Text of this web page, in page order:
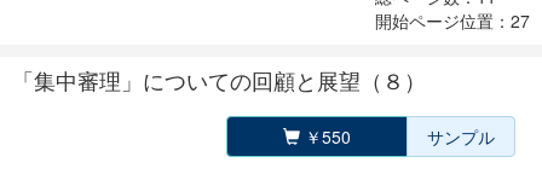
開始ページ位置：27
「集中審理」についての回顧と展望（８）
￥550 サンプル